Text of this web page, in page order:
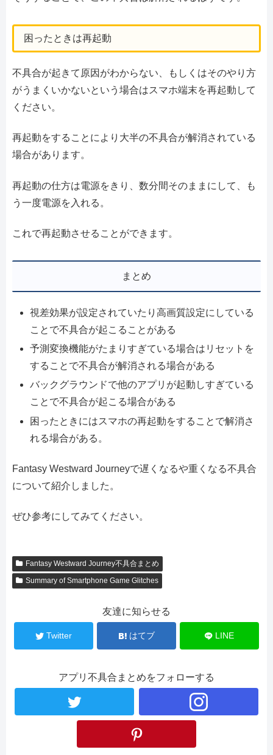
困ったときは再起動
不具合が起きて原因がわからない、もしくはそのやり方
がうまくいかないという場合はスマホ端末を再起動して
ください。
再起動をすることにより大半の不具合が解消されている
場合があります。
再起動の仕方は電源をきり、数分間そのままにして、も
う一度電源を入れる。
これで再起動させることができます。
まとめ
視差効果が設定されていたり高画質設定にしている
ことで不具合が起こることがある
予測変換機能がたまりすぎている場合はリセットを
することで不具合が解消される場合がある
バックグラウンドで他のアプリが起動しすぎている
ことで不具合が起こる場合がある
困ったときにはスマホの再起動をすることで解消さ
れる場合がある。
Fantasy Westward Journeyで遅くなるや重くなる不具合
について紹介しました。
ぜひ参考にしてみてください。
Fantasy Westward Journey不具合まとめ
Summary of Smartphone Game Glitches
友達に知らせる
Twitter はてブ LINE
アプリ不具合まとめをフォローする